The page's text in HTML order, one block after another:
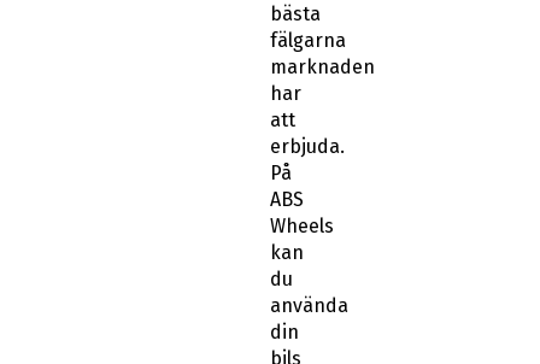
bästa
fälgarna
marknaden
har
att
erbjuda.
På
ABS
Wheels
kan
du
använda
din
bils